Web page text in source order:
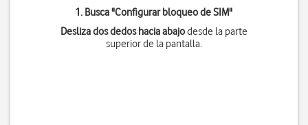
1. Busca "Configurar bloqueo de SIM"
Desliza dos dedos hacia abajodesde la parte
superior de la pantalla.